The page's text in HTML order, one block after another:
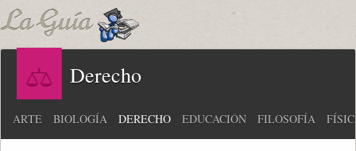
Derecho
ARTE BIOLOGÍA DERECHO EDUCACIÓN FILOSOFÍA